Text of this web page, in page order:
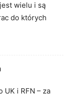
wielu i są
do których
UK i RFN – za